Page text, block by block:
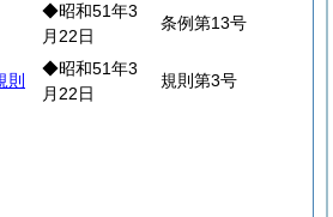
◆昭和51年3
月22日
条例第13号
則
◆昭和51年3
月22日
規則第3号